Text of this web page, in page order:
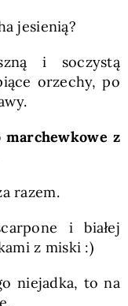
jesienią?
i soczystą
orzechy, po
marchewkowe z
razem.
i białej
z miski :)
niejadka, to na